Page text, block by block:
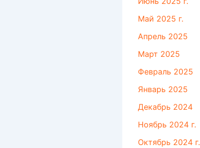
Май 2025 г.
Апрель 2025
Март 2025
Февраль 2025
Январь 2025
Декабрь 2024
Ноябрь 2024 г.
Октябрь 2024 г.